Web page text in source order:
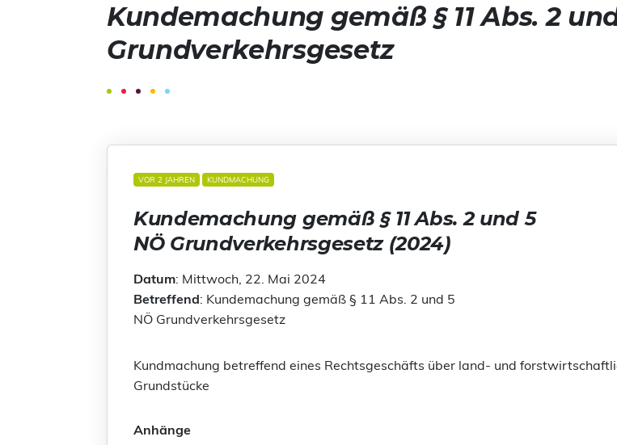
Kundemachung gemäß § 11 Abs. 2
Grundverkehrsgesetz
VOR 2 JAHREN KUNDMACHUNG
Kundemachung gemäß § 11 Abs. 2 und 5
NÖ Grundverkehrsgesetz (2024)
Datum: Mittwoch, 22. Mai 2024
Betreffend: Kundemachung gemäß § 11 Abs. 2 und 5
NÖ Grundverkehrsgesetz
Kundmachung betreffend eines Rechtsgeschäfts über land- und
Grundstücke
Anhänge